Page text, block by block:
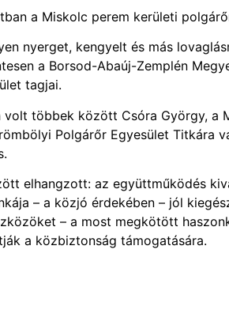
a Miskolc perem kerületi
nyerget, kengyelt és más
a Borsod-Abaúj-Zemplén
tagjai.
többek között Csóra György, a
Polgárőr Egyesület Titkára
elhangzott: az együttműködés
– a közjó érdekében – jól
– a most megkötött
a közbiztonság támogatására.